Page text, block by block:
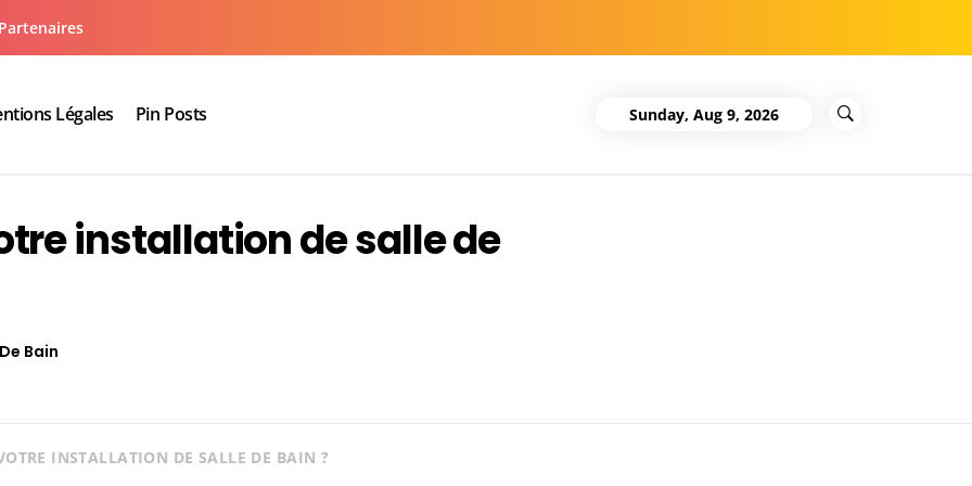
Partenaires
Légales Pin Posts Sunday, Aug 9, 2026
installation de salle de
Bain
INSTALLATION DE SALLE DE BAIN ?